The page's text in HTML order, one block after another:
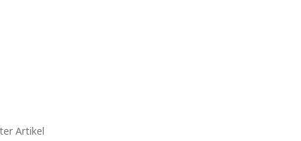
Artikel